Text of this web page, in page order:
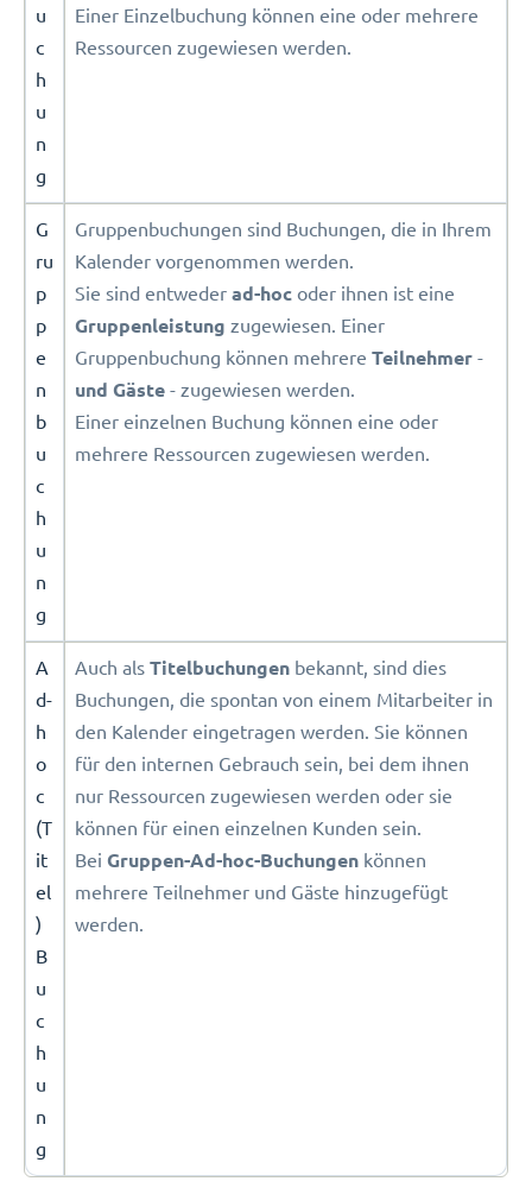
u
c
h
u
n
g
Einer Einzelbuchung können eine oder mehrere
Ressourcen zugewiesen werden.
G
ru
p
p
e
n
b
u
c
h
u
n
g
Gruppenbuchungen sind Buchungen, die in Ihrem
Kalender vorgenommen werden.
Sie sind entweder ad-hoc oder ihnen ist eine
Gruppenleistung zugewiesen. Einer
Gruppenbuchung können mehrere Teilnehmer -
und Gäste - zugewiesen werden.
Einer einzelnen Buchung können eine oder
mehrere Ressourcen zugewiesen werden.
A
d-
h
o
c
(T
it
el
)
B
u
c
h
u
n
g
Auch als Titelbuchungen bekannt, sind dies
Buchungen, die spontan von einem Mitarbeiter in
den Kalender eingetragen werden. Sie können
für den internen Gebrauch sein, bei dem ihnen
nur Ressourcen zugewiesen werden oder sie
können für einen einzelnen Kunden sein.
Bei Gruppen-Ad-hoc-Buchungen können
mehrere Teilnehmer und Gäste hinzugefügt
werden.